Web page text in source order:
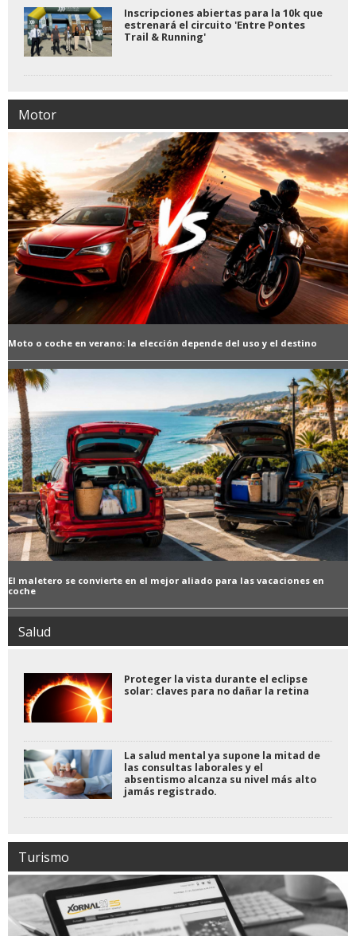
Inscripciones abiertas para la 10k que
estrenará el circuito 'Entre Pontes
Trail & Running'
Motor
Moto o coche en verano: la elección depende del uso y el destino
El maletero se convierte en el mejor aliado para las vacaciones en
coche
Salud
Proteger la vista durante el eclipse
solar: claves para no dañar la retina
La salud mental ya supone la mitad de
las consultas laborales y el
absentismo alcanza su nivel más alto
jamás registrado.
Turismo